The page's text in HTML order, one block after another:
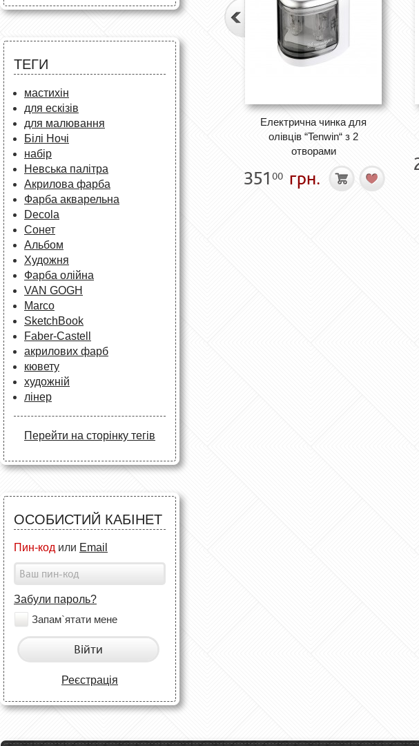
ТЕГИ
мастихін
для ескізів
для малювання
Білі Ночі
набір
Невська палітра
Акрилова фарба
Фарба акварельна
Decola
Сонет
Альбом
Художня
Фарба олійна
VAN GOGH
Marco
SketchBook
Faber-Castell
акрилових фарб
кювету
художній
лінер
Перейти на сторінку тегів
ОСОБИСТИЙ КАБІНЕТ
Пин-код или Email
Забули пароль?
Запам`ятати мене
Війти
Реєстрація
Електрична чинка для
олівців “Tenwin“ з 2
отворами
351 00 грн.